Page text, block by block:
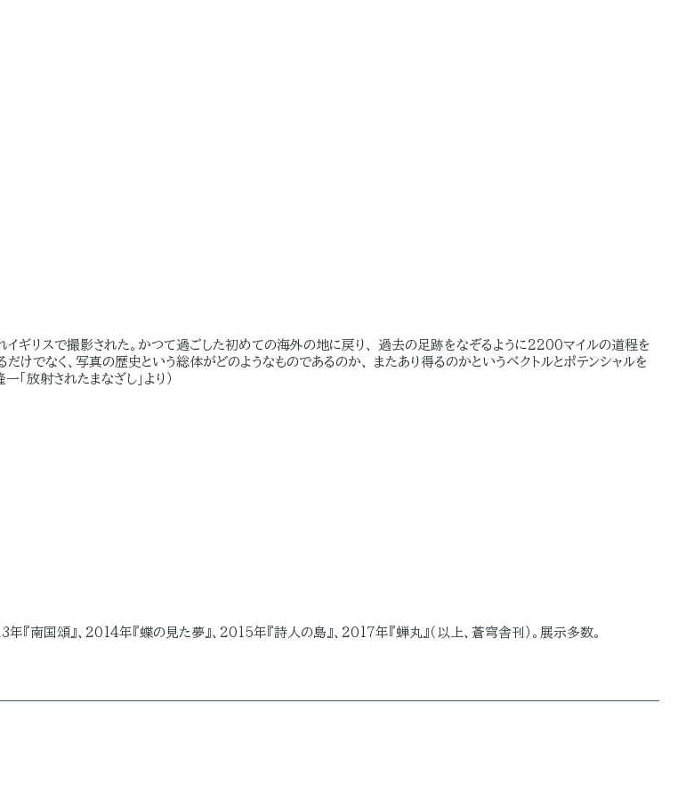
ギリスで撮影された。かつて過ごした初めての海外の地に戻り、 過去の足跡をなぞるように2200マイルの道程を
けでなく、写真の歴史という総体がどのようなものであるのか、 またあり得るのかというベクトルとポテンシャルを
「放射されたまなざし」より）
南国頌』、2014年『蝶の見た夢』、2015年『詩人の島』、2017年『蝉丸』（以上、蒼穹舎刊）。展示多数。